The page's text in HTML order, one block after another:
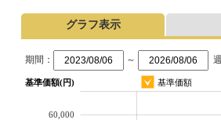
グラフ表示
期間： ～
基準価額(円) 基準価額
60,000